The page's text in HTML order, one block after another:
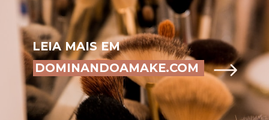
LEIA MAIS EM
DOMINANDOAMAKE.COM